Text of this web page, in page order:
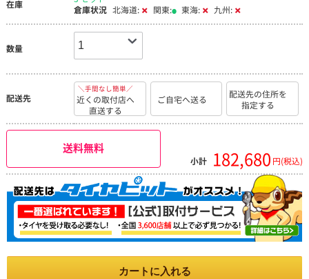
在庫
倉庫状況 北海道: 関東: 東海: 九州:
数量
配送先
＼手間なし簡単／
近くの取付店へ
直送する
ご自宅へ送る
配送先の住所を
指定する
送料無料
小計 182,680 円(税込)
カートに入れる